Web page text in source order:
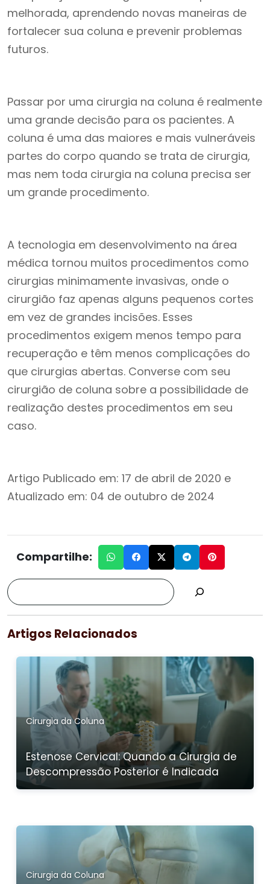
melhorada, aprendendo novas maneiras de
fortalecer sua coluna e prevenir problemas
futuros.
Passar por uma cirurgia na coluna é realmente
uma grande decisão para os pacientes. A
coluna é uma das maiores e mais vulneráveis ​​
partes do corpo quando se trata de cirurgia,
mas nem toda cirurgia na coluna precisa ser
um grande procedimento.
A tecnologia em desenvolvimento na área
médica tornou muitos procedimentos como
cirurgias minimamente invasivas, onde o
cirurgião faz apenas alguns pequenos cortes
em vez de grandes incisões. Esses
procedimentos exigem menos tempo para
recuperação e têm menos complicações do
que cirurgias abertas. Converse com seu
cirurgião de coluna sobre a possibilidade de
realização destes procedimentos em seu
caso.
Artigo Publicado em: 17 de abril de 2020 e
Atualizado em: 04 de outubro de 2024
Compartilhe:
Artigos Relacionados
Cirurgia da Coluna
Estenose Cervical: Quando a Cirurgia de
Descompressão Posterior é Indicada
Cirurgia da Coluna